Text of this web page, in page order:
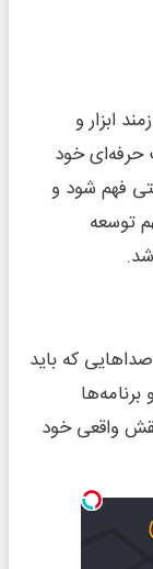
ابزار و
حرفه‌ای خود
فهم شود و
توسعه
که باید
واقعی خود